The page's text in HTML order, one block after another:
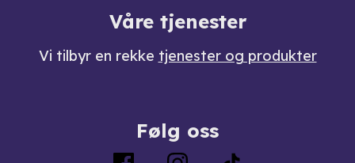
Våre tjenester
Vi tilbyr en rekke tjenester og produkter
Følg oss